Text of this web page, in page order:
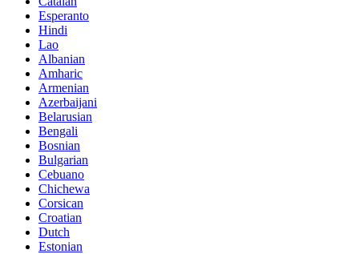
Esperanto
Hindi
Lao
Albanian
Amharic
Armenian
Azerbaijani
Belarusian
Bengali
Bosnian
Bulgarian
Cebuano
Chichewa
Corsican
Croatian
Dutch
Estonian